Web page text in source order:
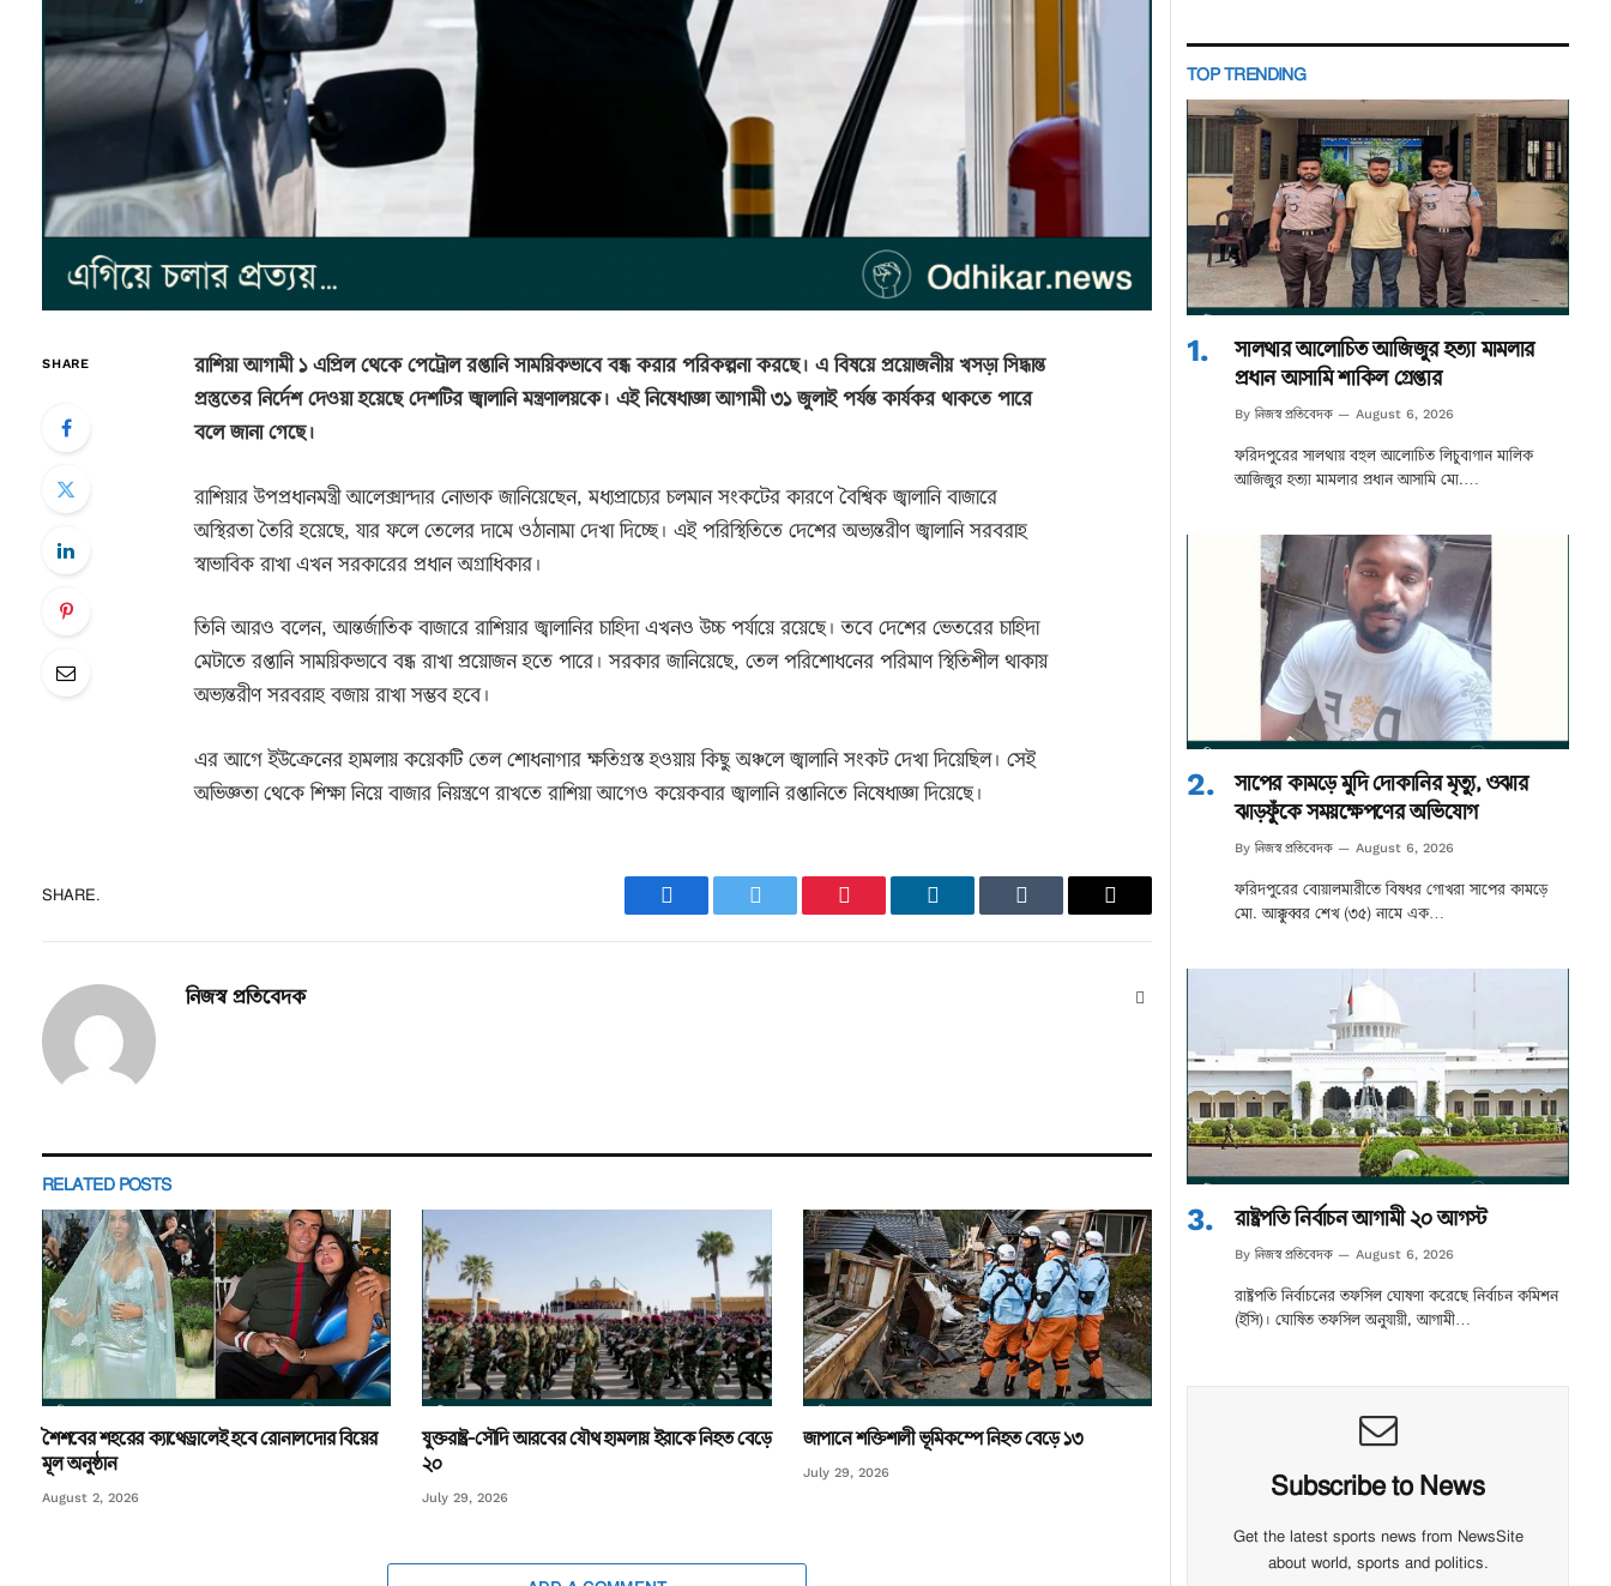
SHARE
রাশিয়া আগামী ১ এপ্রিল থেকে পেট্রোল রপ্তানি সাময়িকভাবে বন্ধ করার পরিকল্পনা করছে। এ বিষয়ে প্রয়োজনীয় খসড়া সিদ্ধান্ত
প্রস্তুতের নির্দেশ দেওয়া হয়েছে দেশটির জ্বালানি মন্ত্রণালয়কে। এই নিষেধাজ্ঞা আগামী ৩১ জুলাই পর্যন্ত কার্যকর থাকতে পারে
বলে জানা গেছে।
রাশিয়ার উপপ্রধানমন্ত্রী আলেক্সান্দার নোভাক জানিয়েছেন, মধ্যপ্রাচ্যের চলমান সংকটের কারণে বৈশ্বিক জ্বালানি বাজারে
অস্থিরতা তৈরি হয়েছে, যার ফলে তেলের দামে ওঠানামা দেখা দিচ্ছে। এই পরিস্থিতিতে দেশের অভ্যন্তরীণ জ্বালানি সরবরাহ
স্বাভাবিক রাখা এখন সরকারের প্রধান অগ্রাধিকার।
তিনি আরও বলেন, আন্তর্জাতিক বাজারে রাশিয়ার জ্বালানির চাহিদা এখনও উচ্চ পর্যায়ে রয়েছে। তবে দেশের ভেতরের চাহিদা
মেটাতে রপ্তানি সাময়িকভাবে বন্ধ রাখা প্রয়োজন হতে পারে। সরকার জানিয়েছে, তেল পরিশোধনের পরিমাণ স্থিতিশীল থাকায়
অভ্যন্তরীণ সরবরাহ বজায় রাখা সম্ভব হবে।
এর আগে ইউক্রেনের হামলায় কয়েকটি তেল শোধনাগার ক্ষতিগ্রস্ত হওয়ায় কিছু অঞ্চলে জ্বালানি সংকট দেখা দিয়েছিল। সেই
অভিজ্ঞতা থেকে শিক্ষা নিয়ে বাজার নিয়ন্ত্রণে রাখতে রাশিয়া আগেও কয়েকবার জ্বালানি রপ্তানিতে নিষেধাজ্ঞা দিয়েছে।
SHARE.
FacebookTwitter PinterestLinkedIn Tumblr Email
নিজস্ব প্রতিবেদক
RELATED POSTS
শৈশবের শহরের ক্যাথেড্রালেই হবে রোনালদোর বিয়ের
মূল অনুষ্ঠান
August 2, 2026
যুক্তরাষ্ট্র-সৌদি আরবের যৌথ হামলায় ইরাকে নিহত বেড়ে
২০
July 29, 2026
জাপানে শক্তিশালী ভূমিকম্পে নিহত বেড়ে ১৩
July 29, 2026
TOP TRENDING
সালথার আলোচিত আজিজুর হত্যা মামলার
প্রধান আসামি শাকিল গ্রেপ্তার
By নিজস্ব প্রতিবেদক August 6, 2026
ফরিদপুরের সালথায় বহুল আলোচিত লিচুবাগান মালিক
আজিজুর হত্যা মামলার প্রধান আসামি মো.…
সাপের কামড়ে মুদি দোকানির মৃত্যু, ওঝার
ঝাড়ফুঁকে সময়ক্ষেপণের অভিযোগ
By নিজস্ব প্রতিবেদক August 6, 2026
ফরিদপুরের বোয়ালমারীতে বিষধর গোখরা সাপের কামড়ে
মো. আক্কুব্বর শেখ (৩৫) নামে এক…
রাষ্ট্রপতি নির্বাচন আগামী ২০ আগস্ট
By নিজস্ব প্রতিবেদক August 6, 2026
রাষ্ট্রপতি নির্বাচনের তফসিল ঘোষণা করেছে নির্বাচন কমিশন
(ইসি)। ঘোষিত তফসিল অনুযায়ী, আগামী…
Subscribe to News
Get the latest sports news from NewsSite
about world, sports and politics.